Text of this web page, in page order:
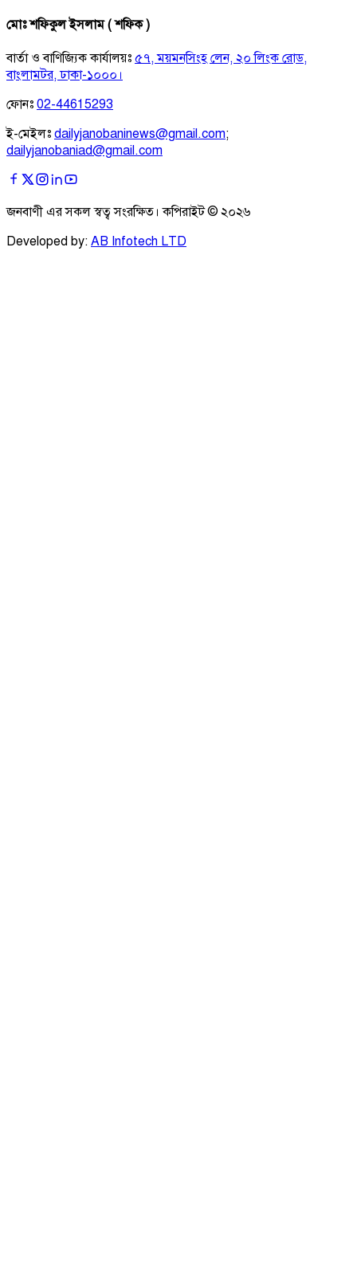
মোঃ শফিকুল ইসলাম ( শফিক )
বার্তা ও বাণিজ্যিক কার্যালয়ঃ ৫৭, ময়মনসিংহ লেন, ২০ লিংক রোড,
বাংলামটর, ঢাকা-১০০০।
ফোনঃ 02-44615293
ই-মেইলঃ dailyjanobaninews@gmail.com;
dailyjanobaniad@gmail.com
জনবাণী এর সকল স্বত্ব সংরক্ষিত। কপিরাইট © ২০২৬
Developed by: AB Infotech LTD